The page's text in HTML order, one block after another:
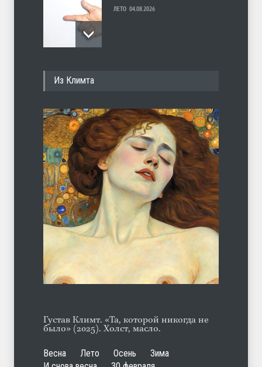
ЛЕТО 04.08.2026
Марципан (из Агнии Барто)
ЛЕТО 31.07.2026
А ещё борода
ЛЕТО 07.08.2026
Из Климта
Густав Климт. «Та, которой никогда не
было» (2025). Холст, масло.
Весна Лето Осень
Зима